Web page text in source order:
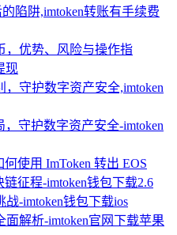
陷阱,imtoken转账有手续费
，优势、风险与操作指
现
，守护数字资产安全,imtoken
守护数字资产安全-imtoken
使用 ImToken 转出 EOS
征程-imtoken钱包下载2.6
-imtoken钱包下载ios
面解析-imtoken官网下载苹果